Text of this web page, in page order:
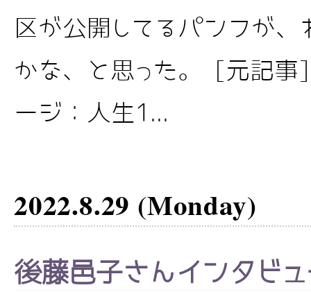
区が公開してるパンフが、
かな、と思った。 [元記
ージ：人生1...
2022.8.29 (Monday)
後藤邑子さんインタビ